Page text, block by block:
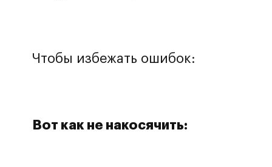
Чтобы избежать ошибок:
Вот как не накосячить: